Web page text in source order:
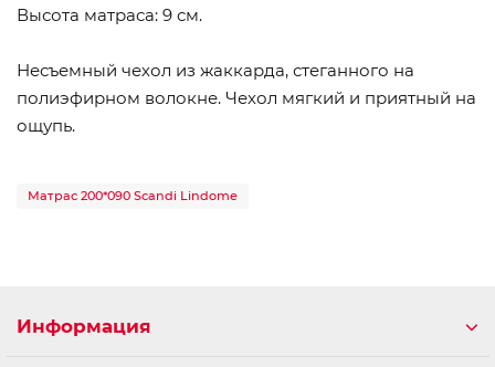
Высота матраса: 9 см.
Несъемный чехол из жаккарда, стеганного на
полиэфирном волокне. Чехол мягкий и приятный на
ощупь.
Матрас 200*090 Scandi Lindome
Информация